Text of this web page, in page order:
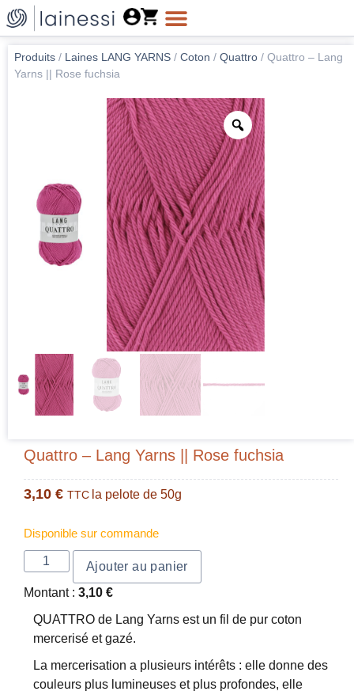
Produits / Laines LANG YARNS / Coton / Quattro / Quattro – Lang
Yarns || Rose fuchsia
Quattro – Lang Yarns || Rose fuchsia
3,10 € TTC la pelote de 50g
Disponible sur commande
Ajouter au panier
Montant : 3,10 €
QUATTRO de Lang Yarns est un fil de pur coton
mercerisé et gazé.
La mercerisation a plusieurs intérêts : elle donne des
couleurs plus lumineuses et plus profondes, elle